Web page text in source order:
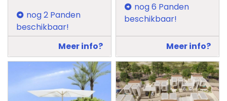
nog 2 Panden
beschikbaar!
Meer info?
nog 6 Panden
beschikbaar!
Meer info?